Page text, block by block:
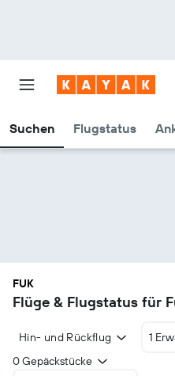
Suchen Flugstatus
FUK
Flüge & Flugstatus für
Hin- und Rückflug 1
0 Gepäckstücke